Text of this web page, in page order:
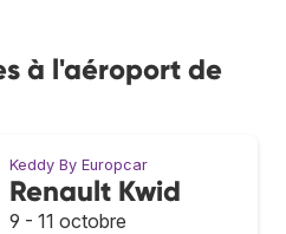
à l'aéroport de
Keddy By Europcar
Renault Kwid
9 - 11 octobre